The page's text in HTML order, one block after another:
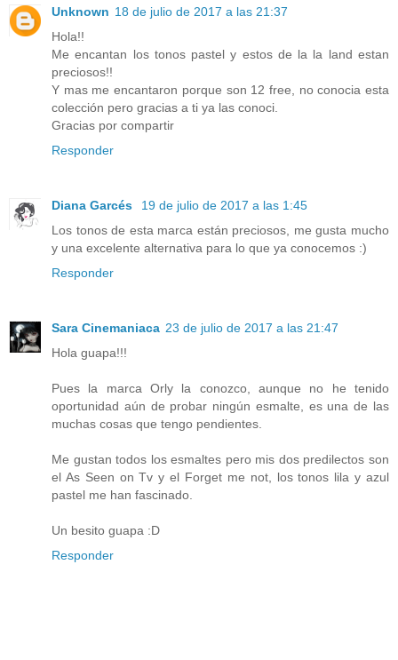
Unknown 18 de julio de 2017 a las 21:37
Hola!!
Me encantan los tonos pastel y estos de la la land estan
preciosos!!
Y mas me encantaron porque son 12 free, no conocia esta
colección pero gracias a ti ya las conoci.
Gracias por compartir
Responder
Diana Garcés
19 de julio de 2017 a las 1:45
Los tonos de esta marca están preciosos, me gusta mucho
y una excelente alternativa para lo que ya conocemos :)
Responder
Sara Cinemaniaca 23 de julio de 2017 a las 21:47
Hola guapa!!!
Pues la marca Orly la conozco, aunque no he tenido
oportunidad aún de probar ningún esmalte, es una de las
muchas cosas que tengo pendientes.
Me gustan todos los esmaltes pero mis dos predilectos son
el As Seen on Tv y el Forget me not, los tonos lila y azul
pastel me han fascinado.
Un besito guapa :D
Responder